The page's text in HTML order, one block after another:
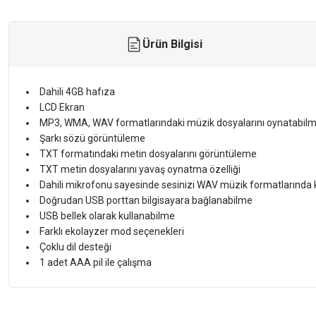
Ürün Bilgisi
Dahili 4GB hafıza
LCD Ekran
MP3, WMA, WAV formatlarındaki müzik dosyalarını
Şarkı sözü görüntüleme
TXT formatındaki metin dosyalarını görüntüleme
TXT metin dosyalarını yavaş oynatma özelliği
Dahili mikrofonu sayesinde sesinizi WAV müzik formatlarında
Doğrudan USB porttan bilgisayara bağlanabilme
USB bellek olarak kullanabilme
Farklı ekolayzer mod seçenekleri
Çoklu dil desteği
1 adet AAA pil ile çalışma